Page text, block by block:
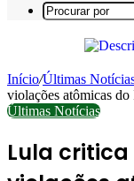
skin
Início/Últimas
violações atômicas do
Últimas Notícias
Lula critica